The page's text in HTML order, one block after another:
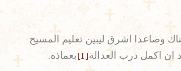
وصاعدا اشرق ليبين تعليم المسيح
ان اكمل درب العدالة[1] بعماذه.